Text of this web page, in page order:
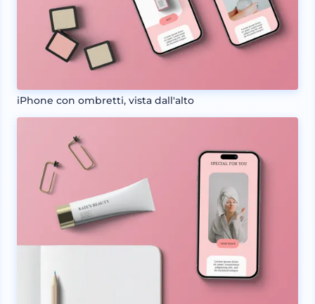
iPhone con ombretti, vista dall'alto